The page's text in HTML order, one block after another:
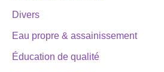
Divers
Eau propre & assainissement
Éducation de qualité